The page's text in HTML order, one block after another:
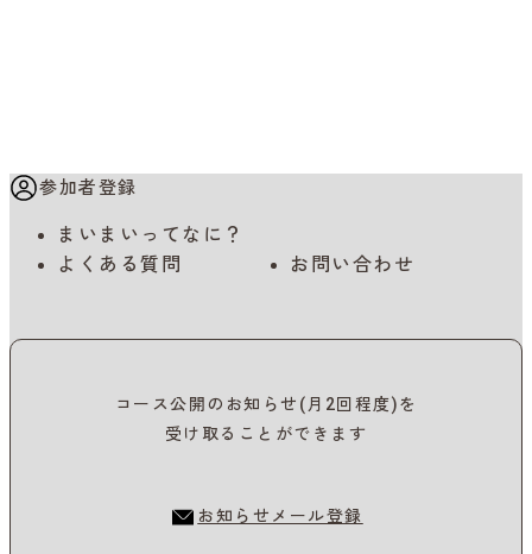
参加者登録
まいまいってなに？
よくある質問
お問い合わせ
コース公開のお知らせ(月2回程度)を
受け取ることができます
お知らせメール登録